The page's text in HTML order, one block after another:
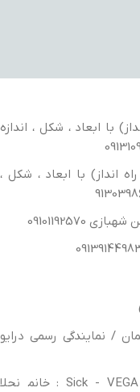
با ابعاد ، شکل ، اندازه
انداز) با ابعاد ، شکل ،
/ نمایندگی رسمی درایو
Sick - VEGA -IFM-SIEMENS-SCHNEIDER ELECTRIC : خانم نجلا